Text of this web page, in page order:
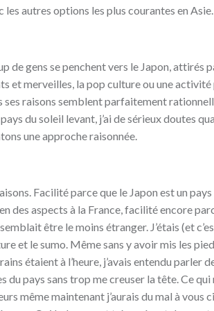
autres options les plus courantes en Asie.
de gens se penchent vers le Japon, attirés
et merveilles, la pop culture ou une
raisons semblent parfaitement
du soleil levant, j’ai de sérieux doutes
une approche raisonnée.
Facilité parce que le Japon est un pays
des aspects à la France, facilité encore
être le moins étranger. J’étais (et
et le sumo. Même sans y avoir mis les
étaient à l’heure, j’avais entendu parler
pays sans trop me creuser la tête. Ce qui
même maintenant j’aurais du mal à vous